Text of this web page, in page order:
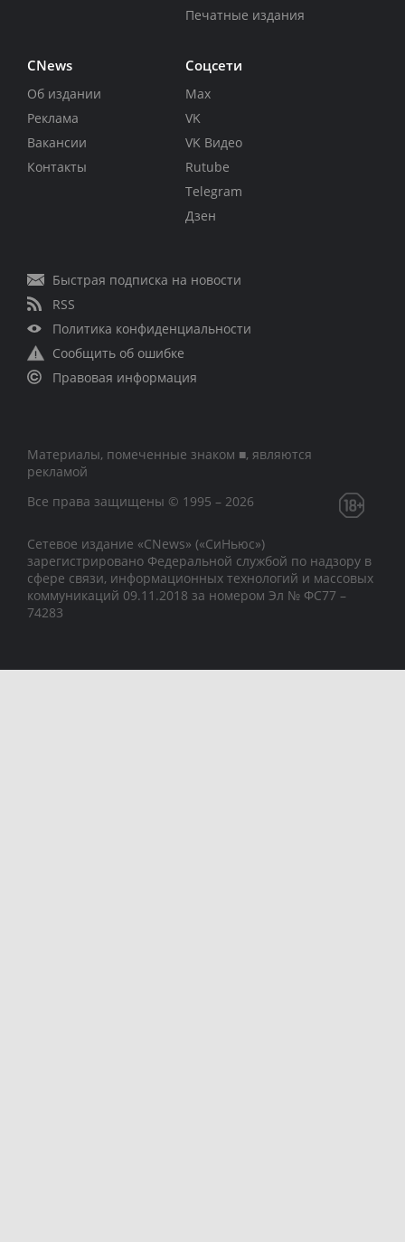
Печатные издания
CNews
Об издании
Реклама
Вакансии
Контакты
Соцсети
Max
VK
VK Видео
Rutube
Telegram
Дзен
Быстрая подписка на новости
RSS
Политика конфиденциальности
Сообщить об ошибке
Правовая информация
Материалы, помеченные знаком ■, являются
рекламой
Все права защищены © 1995 – 2026
Сетевое издание «CNews» («СиНьюс»)
зарегистрировано Федеральной службой по надзору в
сфере связи, информационных технологий и массовых
коммуникаций 09.11.2018 за номером Эл № ФС77 –
74283